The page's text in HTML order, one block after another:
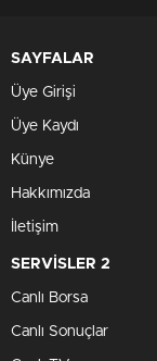
SAYFALAR
Üye Girişi
Üye Kaydı
Künye
Hakkımızda
İletişim
SERVİSLER 2
Canlı Borsa
Canlı Sonuçlar